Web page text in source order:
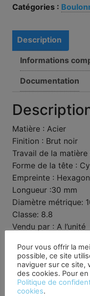
Catégories :
Description
Informations
Documentation
Matière : Acier
Finition : Brut noir
Travail de la matière
Forme de la tête :
Empreinte :
Longueur :30 mm
Diamètre métrique:
Classe: 8.8
Vendu par : A l’unité
Produits
Pour vous offrir la
possible, ce site
naviguer sur ce site,
des cookies. Pour
Politique de
cookies.